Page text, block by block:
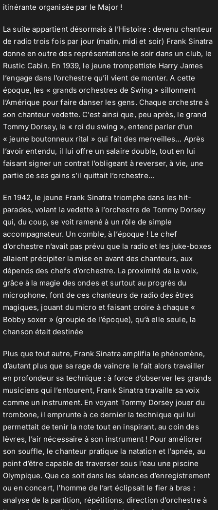
itinérante organisée par le Major !
La suite appartient désormais à l’Histoire : devenu chanteur
de radio trois fois par jour (matin, midi et soir) Frank Sinatra
donne en outre des représentations le soir dans un club, le
Rustic Cabin. En 1939, le jeune trompettiste Harry James
l’engage dans l’orchestre qu’il vient de monter. A cette
époque, les « grands orchestres de Swing » sillonnent
l’Amérique pour faire danser les gens. Chaque orchestre à
son chanteur vedette. C’est ainsi que, peu après, le grand
Tommy Dorsey, le « roi du swing », entend parler d’un
« jeune boutonneux rital » qui fait des merveilles… Après
l’avoir entendu, il lui offre un salaire double, tout en lui
faisant signer un contrat l’obligeant à reverser, à vie, une
partie de ses gains s’il quittait l’orchestre…
En 1942, le jeune Frank Sinatra triomphe dans les hit-
parades, volant la vedette à l’orchestre de Tommy Dorsey
qui, du coup, se voit ramené à un rôle de simple
accompagnateur. Un comble, à l’époque ! Le chef
d’orchestre n’avait pas prévu que la radio et les juke-boxes
allaient précipiter la mise en avant des chanteurs, aux
dépends des chefs d’orchestre. La proximité de la voix,
grâce à la magie des ondes et surtout au progrès du
microphone, font de ces chanteurs de radio des êtres
magiques, jouant du micro et faisant croire à chaque «
Bobby soxer » (groupie de l’époque), qu’à elle seule, la
chanson était destinée
Plus que tout autre, Frank Sinatra amplifia le phénomène,
d’autant plus que sa rage de vaincre le fait alors travailler
en profondeur sa technique : à force d’observer les grands
musiciens qui l’entourent, Frank Sinatra travaille sa voix
comme un instrument. En voyant Tommy Dorsey jouer du
trombone, il emprunte à ce dernier la technique qui lui
permettait de tenir la note tout en inspirant, au coin des
lèvres, l’air nécessaire à son instrument ! Pour améliorer
son souffle, le chanteur pratique la natation et l’apnée, au
point d’être capable de traverser sous l’eau une piscine
Olympique. Que ce soit dans les séances d’enregistrement
ou en concert, l’homme de l’art éclipsait le fier à bras :
analyse de la partition, répétitions, direction d’orchestre à